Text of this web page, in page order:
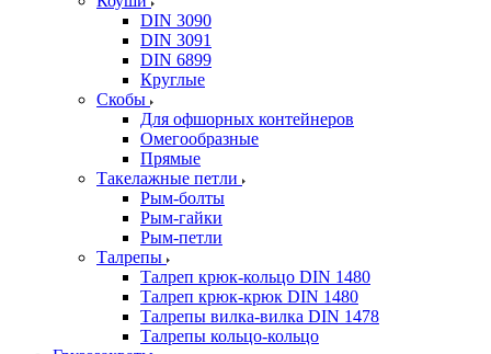
DIN 3090
DIN 3091
DIN 6899
Круглые
Скобы
Для офшорных контейнеров
Омегообразные
Прямые
Такелажные петли
Рым-болты
Рым-гайки
Рым-петли
Талрепы
Талреп крюк-кольцо DIN 1480
Талреп крюк-крюк DIN 1480
Талрепы вилка-вилка DIN 1478
Талрепы кольцо-кольцо